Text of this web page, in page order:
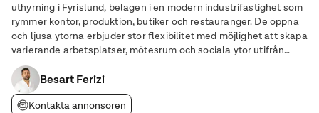
uthyrning i Fyrislund, belägen i en modern industrifastighet som
rymmer kontor, produktion, butiker och restauranger. De öppna
och ljusa ytorna erbjuder stor flexibilitet med möjlighet att skapa
varierande arbetsplatser, mötesrum och sociala ytor utifrån
verksamhetens behov. Lokalen passar utmärkt för företag inom
exempelvis teknik,
Besart Ferizi
Kontakta annonsören